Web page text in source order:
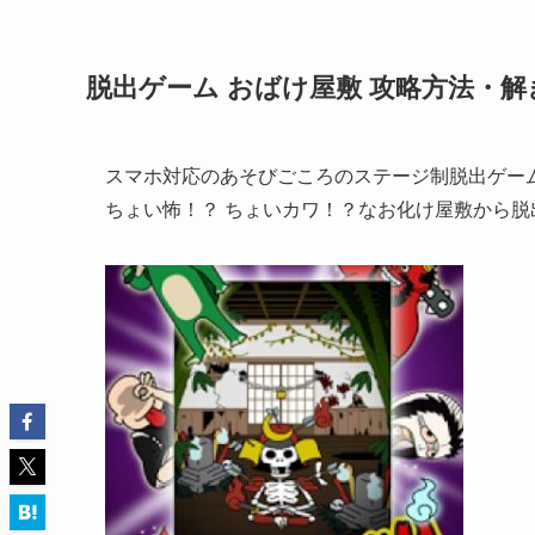
脱出ゲーム おばけ屋敷 攻略方法・
スマホ対応のあそびごころのステージ制脱出ゲー
ちょい怖！？ ちょいカワ！？なお化け屋敷から